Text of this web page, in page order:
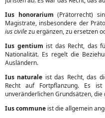
Ius honorarium (Prätorrecht)
Magistrate, insbesondere der
ius civilezu ergänzen, zu ersetzen
Ius gentium ist das Recht, das
Nationalität. Es regelt die
Ausländern.
Ius naturale ist das Recht, das
Recht auf Fortpflanzung. Es
unveränderlichen Grundsätzen,
Ius commune ist die allgemein